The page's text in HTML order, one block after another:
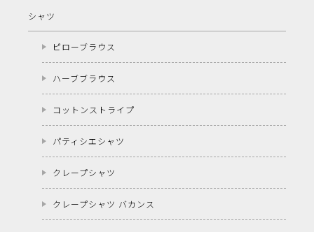
シャツ
ピローブラウス
ハーブブラウス
コットンストライプ
パティシエシャツ
クレープシャツ
クレープシャツ バカンス